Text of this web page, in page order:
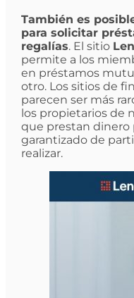
También es
para solicitar
regalías. El sitio
permite a los
en préstamos
otro. Los sitios de
parecen ser más
los propietarios de
que prestan dinero
garantizado de
realizar.